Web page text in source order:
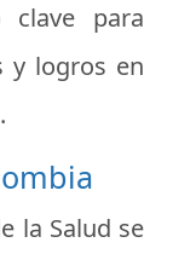
clave para
y logros en
la Salud se